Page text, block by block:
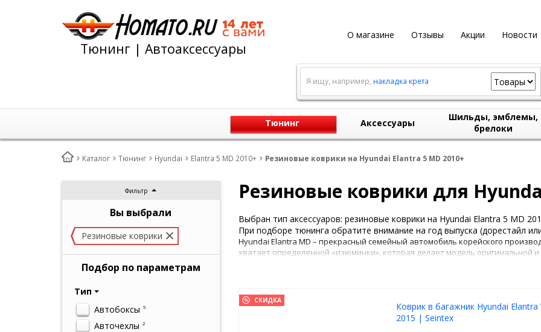
О магазине Отзывы Акции Новости
Тюнинг | Автоаксессуары
Я ищу, например, накладка крета
Тюнинг Аксессуары
Шильды, эмблемы,
брелоки
Каталог Тюнинг Hyundai Elantra 5 MD 2010+ Резиновые коврики на Hyundai Elantra 5 MD 2010+
Фильтр
Вы выбрали
Резиновые коврики
Подбор по параметрам
Тип
Автобоксы 5
Авточехлы 2
Резиновые коврики для
Выбран тип аксессуаров: резиновые коврики на Hyundai Elantra 5 MD
При подборе тюнинга обратите внимание на год выпуска (дорестайл
Hyundai Elantra MD – прекрасный семейный автомобиль корейского
хватает определенной «изюминки», которая делает модель оригинальной
СКИДКА
Коврик в багажник Hyundai Elantra
2015 | Seintex